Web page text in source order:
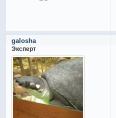
galosha
Эксперт